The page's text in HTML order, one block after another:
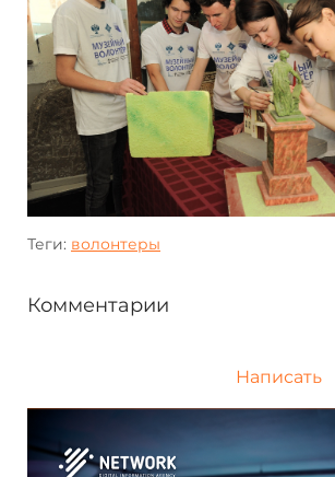
Теги: волонтеры
Комментарии
Написать